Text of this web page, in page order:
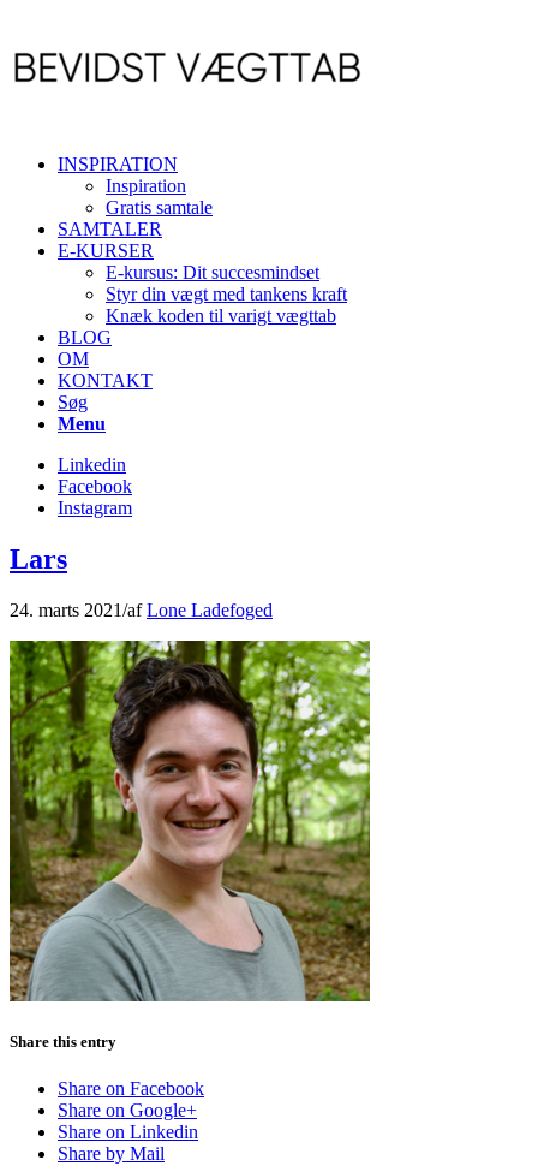
INSPIRATION
Inspiration
Gratis samtale
SAMTALER
E-KURSER
E-kursus: Dit succesmindset
Styr din vægt med tankens kraft
Knæk koden til varigt vægttab
BLOG
OM
KONTAKT
Søg
Menu
Linkedin
Facebook
Instagram
Lars
24. marts 2021/afLone Ladefoged
Share this entry
Share on Facebook
Share on Google+
Share on Linkedin
Share by Mail